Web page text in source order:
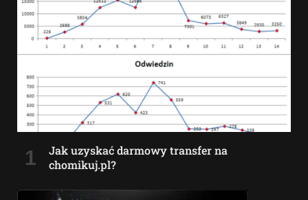
Jak uzyskać darmowy transfer na
chomikuj.pl?